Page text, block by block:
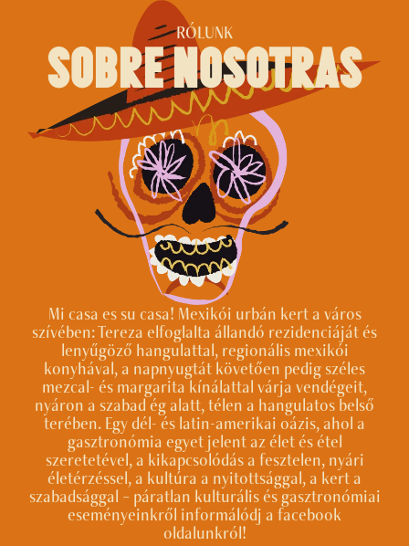
RÓLUNK
sobre nosotras
Mi casa es su casa! Mexikói urbán kert a város
szívében: Tereza elfoglalta állandó rezidenciáját és
lenyűgöző hangulattal, regionális mexikói
konyhával, a napnyugtát követően pedig széles
mezcal- és margarita kínálattal várja vendégeit,
nyáron a szabad ég alatt, télen a hangulatos belső
terében. Egy dél- és latin-amerikai oázis, ahol a
gasztronómia egyet jelent az élet és étel
szeretetével, a kikapcsolódás a fesztelen, nyári
életérzéssel, a kultúra a nyitottsággal, a kert a
szabadsággal – páratlan kulturális és gasztronómiai
eseményeinkről informálódj a facebook
oldalunkról!